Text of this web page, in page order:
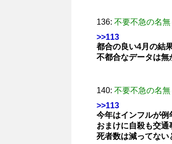
136: 不要不急の名無
>>113
都合の良い4月の結
不都合なデータは無
140: 不要不急の名無
>>113
今年はインフルが例
おまけに自殺も交通
死者数は減ってない